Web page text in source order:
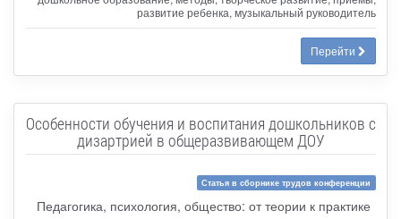
развитие ребенка, музыкальный руководитель
Перейти
Особенности обучения и воспитания дошкольников с
дизартрией в общеразвивающем ДОУ
Статья в сборнике трудов конференции
Педагогика, психология, общество: от теории к практике